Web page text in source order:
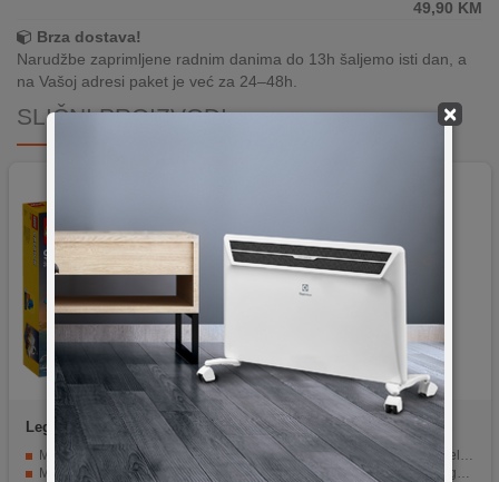
×
49,90 KM
Brza dostava!
Narudžbe zaprimljene radnim danima do 13h šaljemo isti dan, a
na Vašoj adresi paket je već za 24–48h.
SLIČNI PROIZVODI
Lego Gusarski brod
Modularna izgradnja s nekoliko verzija.
Mnogo detalja za autentičan doživljaj.
Lego Mijina kocka za igru
Kreativna igračka s mnogo elemenata
Pomaže u usavršavanju nogometnih vještina